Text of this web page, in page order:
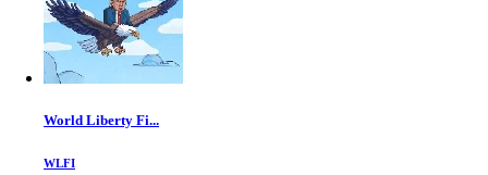
World Liberty Fi...
WLFI